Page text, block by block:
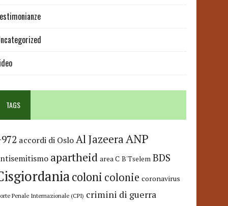
TAGS
accordi di OsloAl JazeeraANP
apartheid area C B'Tselem BDS
coloni colonie coronavirus
Penale Internazionale (CPI) crimini di guerra